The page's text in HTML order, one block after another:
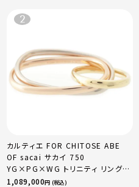
カルティエ FOR CHITOSE ABE
OF sacai サカイ 750
YG×PG×WG トリニティ リング
指輪 マルチカラー 50 51 52
1,089,000円 (税込)